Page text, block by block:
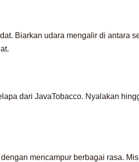
Biarkan udara mengalir di antara
dari JavaTobacco. Nyalakan
mencampur berbagai rasa.